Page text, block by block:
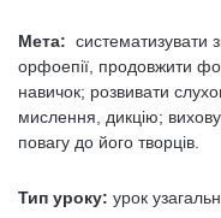
Мета: систематизувати
орфоепії, продовжити
навичок; розвивати
мислення, дикцію;
повагу до його творців.
Тип уроку: урок